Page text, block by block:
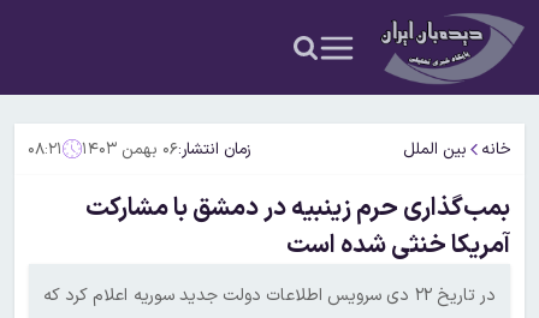
خانه بین الملل زمان انتشار:۰۶ بهمن ۱۴۰۳ ۰۸:۲۱
بمب‌گذاری حرم زینبیه در دمشق با مشارکت
آمریکا خنثی شده است
در تاریخ ۲۲ دی سرویس اطلاعات دولت جدید سوریه اعلام کرد که